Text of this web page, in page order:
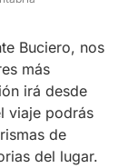
Buciero, nos
más
irá desde
viaje podrás
de
del lugar.